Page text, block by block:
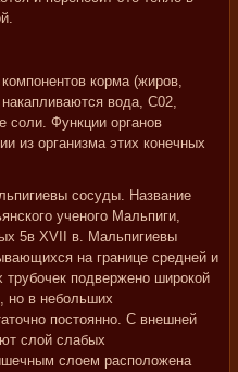
корма (жиров,
вода, С02,
соли. Функции органов
из организма этих конечных
сосуды. Название
ученого Мальпиги,
5в XVII в. Мальпигиевы
на границе средней и
подвержено широкой
но в небольших
постоянно. С внешней
слой слабых
слоем расположена